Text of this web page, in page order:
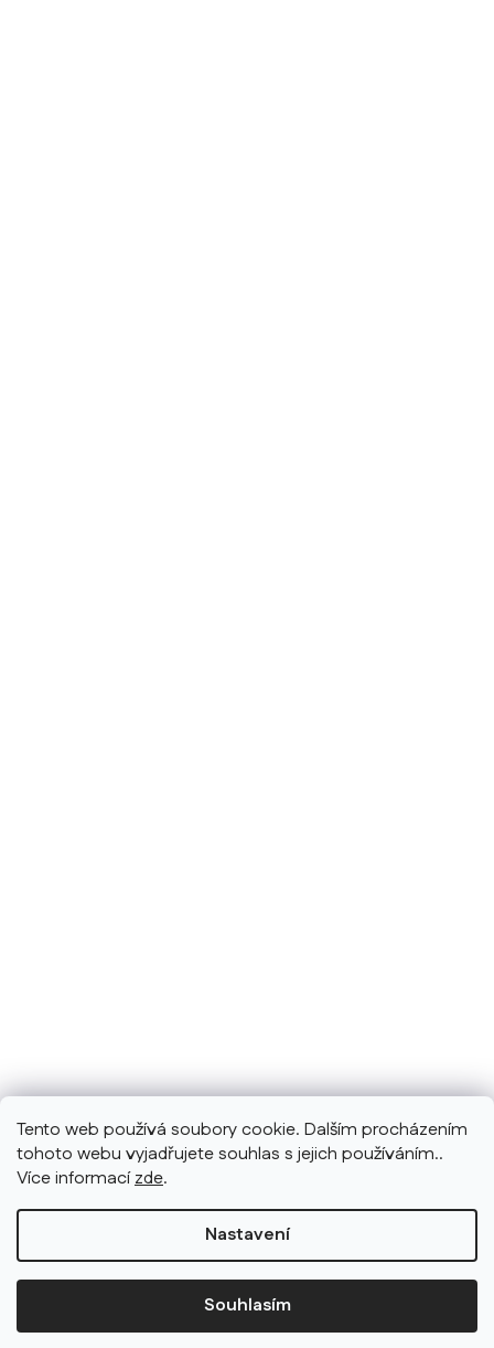
Tento web používá soubory cookie. Dalším procházením
tohoto webu vyjadřujete souhlas s jejich používáním..
Více informacízde.
Nastavení
Souhlasím